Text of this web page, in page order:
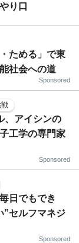
り口
ためる」で東
社会への道
Sponsored
、アイシンの
工学の専門家
Sponsored
日でもでき
”セルフマネジ
Sponsored